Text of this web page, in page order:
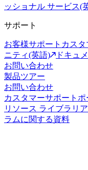
ッショナル サービス(
サポート
お客様サポート カス
ニティ(英語)
ドキュ
お問い合わせ
製品ツアー
お問い合わせ
カスタマーサポート
リソース ライブラリ
ラムに関する資料